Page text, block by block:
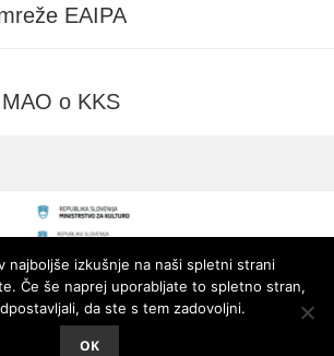
EAIPA
o KKS
najboljše izkušnje na naši spletni strani
Če še naprej uporabljate to spletno stran,
da ste s tem zadovoljni.
OK